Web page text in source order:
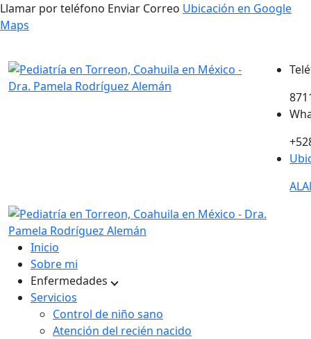
Llamar por teléfono Enviar Correo Ubicación en Google
Maps
Inicio
Sobre mi
Enfermedades
Servicios
Control de niño sano
Atención del recién nacido